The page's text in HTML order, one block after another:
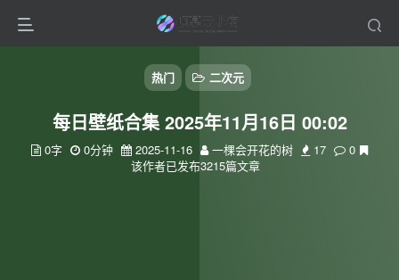
热门 二次元
每日壁纸合集 2025年11月16日 00:02
0字 0分钟 2025-11-16 一棵会开花的树 17
0
该作者已发布3215篇文章